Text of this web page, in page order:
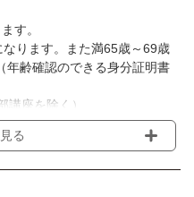
す。
ります。また満65歳～69歳
年齢確認のできる身分証明書
講座を除く）
き月額770円(税込)が含まれ
途傷害保険料も含まれており
る